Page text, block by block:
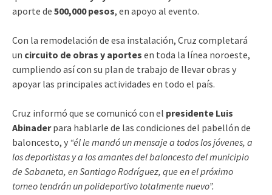
aporte de 500,000 pesos, en apoyo al evento.
Con la remodelación de esa instalación, Cruz completará
un circuito de obras y aportes en toda la línea noroeste,
cumpliendo así con su plan de trabajo de llevar obras y
apoyar las principales actividades en todo el país.
Cruz informó que se comunicó con el presidente Luis
Abinaderpara hablarle de las condiciones del pabellón de
baloncesto, y “él le mandó un mensaje a todos los jóvenes, a
los deportistas y a los amantes del baloncesto del municipio
de Sabaneta, en Santiago Rodríguez, que en el próximo
torneo tendrán un polideportivo totalmente nuevo”.